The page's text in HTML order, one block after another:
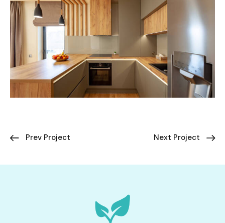
Prev Project Next Project